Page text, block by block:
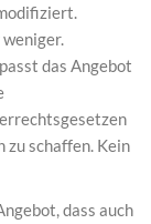
das Angebot
schaffen. Kein
dass auch